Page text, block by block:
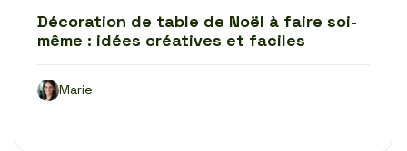
Décoration de table de Noël à faire soi-
même : idées créatives et faciles
Marie